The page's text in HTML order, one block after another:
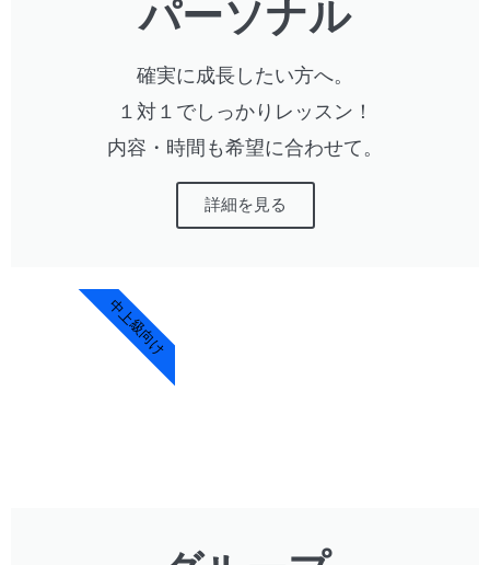
パーソナル
確実に成長したい方へ。
１対１でしっかりレッスン！
内容・時間も希望に合わせて。
詳細を見る
中上級向け